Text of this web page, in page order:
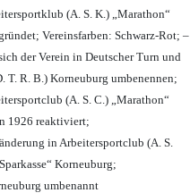
(A. S. K.) „Marathon“
Vereinsfarben: Schwarz-Rot; –
der Verein in Deutscher Turn und
T. R. B.) Korneuburg umbenennen;
(A. S. C.) „Marathon“
1926 reaktiviert;
in Arbeitersportclub (A. S.
Korneuburg;
umbenannt